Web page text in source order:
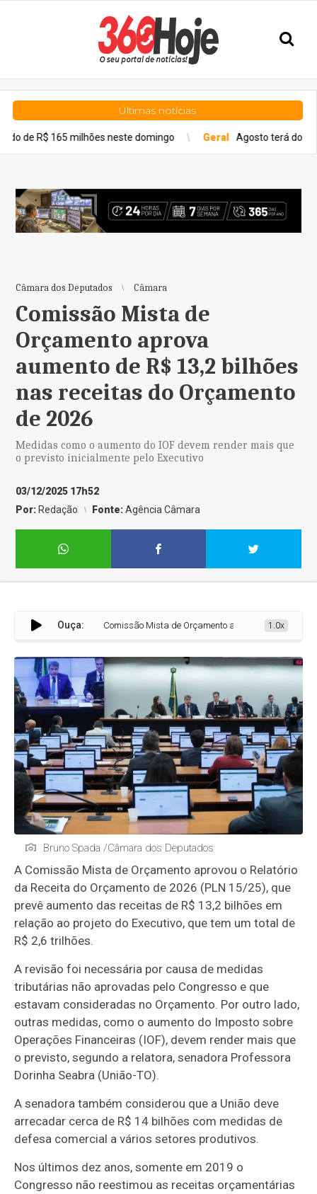
Últimas notícias
milhões neste domingo Geral Agosto terá dois eclipses;
Câmara dos Deputados Câmara
Comissão Mista de
Orçamento aprova
aumento de R$ 13,2 bilhões
nas receitas do Orçamento
de 2026
Medidas como o aumento do IOF devem render mais que
o previsto inicialmente pelo Executivo
03/12/2025 17h52
Por: Redação Fonte:Agência Câmara
Ouça: Comissão Mista de Orçamento aprova aumento de R$
1.0x
Bruno Spada /Câmara dos Deputados
A Comissão Mista de Orçamento aprovou o Relatório
da Receita do Orçamento de 2026 (PLN 15/25), que
prevê aumento das receitas de R$ 13,2 bilhões em
relação ao projeto do Executivo, que tem um total de
R$ 2,6 trilhões.
A revisão foi necessária por causa de medidas
tributárias não aprovadas pelo Congresso e que
estavam consideradas no Orçamento. Por outro lado,
outras medidas, como o aumento do Imposto sobre
Operações Financeiras (IOF), devem render mais que
o previsto, segundo a relatora, senadora Professora
Dorinha Seabra (União-TO).
A senadora também considerou que a União deve
arrecadar cerca de R$ 14 bilhões com medidas de
defesa comercial a vários setores produtivos.
Nos últimos dez anos, somente em 2019 o
Congresso não reestimou as receitas orçamentárias